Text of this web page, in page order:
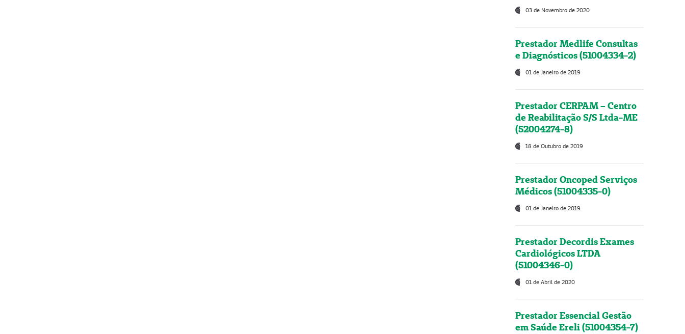
03 de Novembro de 2020
Prestador Medlife Consultas
e Diagnósticos (51004334-2)
01 de Janeiro de 2019
Prestador CERPAM – Centro
de Reabilitação S/S Ltda-ME
(52004274-8)
18 de Outubro de 2019
Prestador Oncoped Serviços
Médicos (51004335-0)
01 de Janeiro de 2019
Prestador Decordis Exames
Cardiológicos LTDA
(51004346-0)
01 de Abril de 2020
Prestador Essencial Gestão
em Saúde Ereli (51004354-7)